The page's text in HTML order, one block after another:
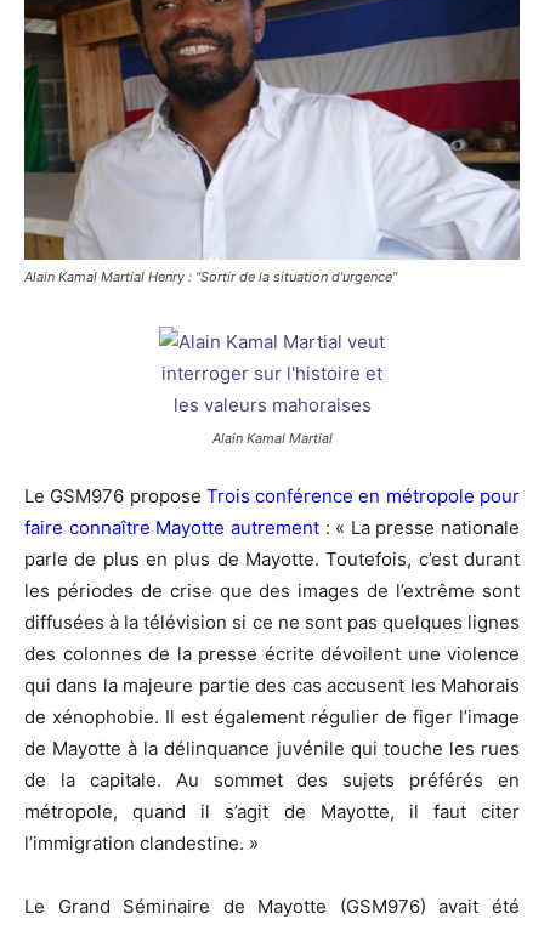
Alain Kamal Martial Henry : "Sortir de la situation d'urgence"
Alain Kamal Martial
Le GSM976 propose Trois conférence en métropole pour
faire connaître Mayotte autrement: « La presse nationale
parle de plus en plus de Mayotte. Toutefois, c’est durant
les périodes de crise que des images de l’extrême sont
diffusées à la télévision si ce ne sont pas quelques lignes
des colonnes de la presse écrite dévoilent une violence
qui dans la majeure partie des cas accusent les Mahorais
de xénophobie. Il est également régulier de figer l’image
de Mayotte à la délinquance juvénile qui touche les rues
de la capitale. Au sommet des sujets préférés en
métropole, quand il s’agit de Mayotte, il faut citer
l’immigration clandestine. »
Le Grand Séminaire de Mayotte (GSM976) avait été